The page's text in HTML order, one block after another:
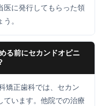
医に発行してもらった領
。
る前にセカンドオピニ
矯正歯科では、セカン
ています。他院での治療